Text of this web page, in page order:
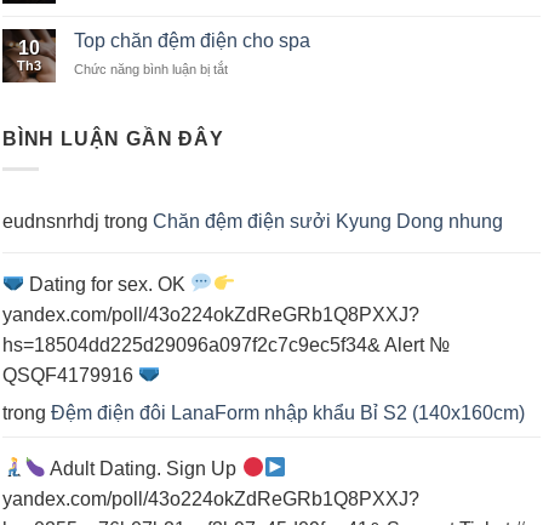
2chăn
10
Th3
Top chăn đệm điện cho spa
Chức năng bình luận bị tắt
BÌNH LUẬN GẦN ĐÂY
eudnsnrhdj trong Chăn đệm điện sưởi Kyung Dong nhung
Dating for sex. OK
yandex.com/poll/43o224okZdReGRb1Q8PXXJ?
hs=18504dd225d29096a097f2c7c9ec5f34& Alert №
QSQF4179916
trong Đệm điện đôi LanaForm nhập khẩu Bỉ S2 (140x160cm)
Adult Dating. Sign Up
yandex.com/poll/43o224okZdReGRb1Q8PXXJ?